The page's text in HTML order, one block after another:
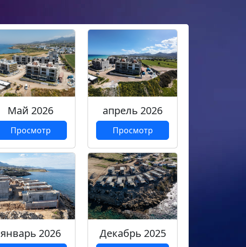
Май 2026
Просмотр
апрель 2026
Просмотр
январь 2026 Декабрь 2025